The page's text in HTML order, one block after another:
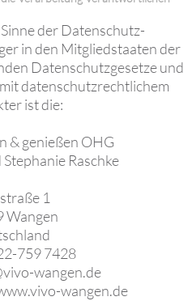
der Datenschutz-
in den Mitgliedstaaten der
Datenschutzgesetze und
datenschutzrechtlichem
ist die:
& genießen OHG
Raschke
1
Wangen
759 7428
wangen.de
wangen.de